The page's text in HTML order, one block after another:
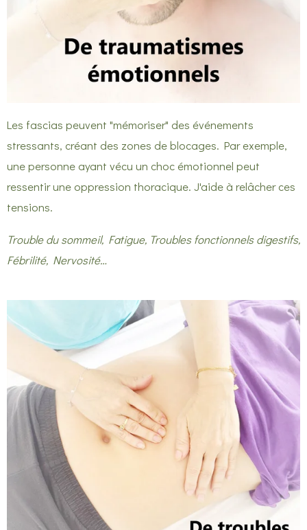
Les fascias peuvent "mémoriser" des événements
stressants, créant des zones de blocages. Par exemple,
une personne ayant vécu un choc émotionnel peut
ressentir une oppression thoracique. J'aide à relâcher ces
tensions.
Trouble du sommeil, Fatigue, Troubles fonctionnels digestifs,
Fébrilité, Nervosité…